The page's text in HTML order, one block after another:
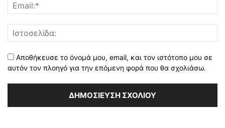
Αποθήκευσε το όνομά μου, email, και τον ιστότοπο μου σε
αυτόν τον πλοηγό για την επόμενη φορά που θα σχολιάσω.